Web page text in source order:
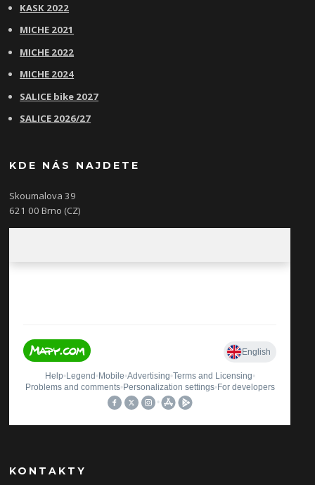
KASK 2022
MICHE 2021
MICHE 2022
MICHE 2024
SALICE bike 2027
SALICE 2026/27
KDE NÁS NAJDETE
Skoumalova 39
621 00 Brno (CZ)
KONTAKTY